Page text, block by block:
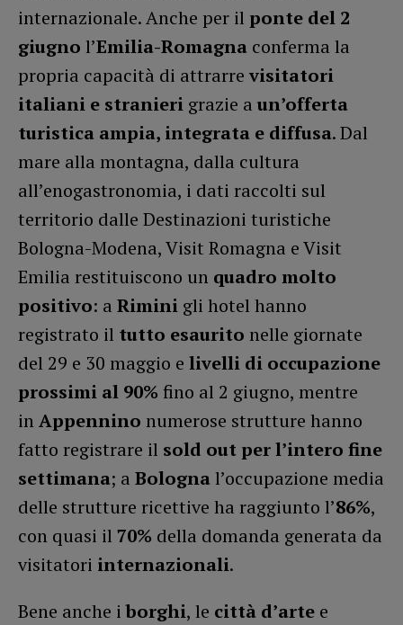
internazionale. Anche per il ponte del 2
giugno l’Emilia-Romagna conferma la
propria capacità di attrarre visitatori
italiani e stranieri grazie a un’offerta
turistica ampia, integrata e diffusa. Dal
mare alla montagna, dalla cultura
all’enogastronomia, i dati raccolti sul
territorio dalle Destinazioni turistiche
Bologna-Modena, Visit Romagna e Visit
Emilia restituiscono un quadro molto
positivo: a Rimini gli hotel hanno
registrato il tutto esaurito nelle giornate
del 29 e 30 maggio e livelli di occupazione
prossimi al 90% fino al 2 giugno, mentre
inAppennino numerose strutture hanno
fatto registrare il sold out per l’intero fine
settimana; a Bolognal’occupazione media
delle strutture ricettive ha raggiunto l’86%,
con quasi il 70% della domanda generata da
visitatori internazionali.
Bene anche iborghi, le città d’arte e